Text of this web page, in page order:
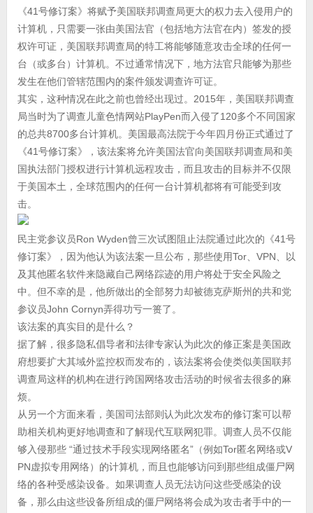
《41号修订案》将赋予美国联邦调查局更大的权力去入侵用户的
计算机，只需要一张由美国法官（包括地方法官在内）签发的授
权许可证，美国联邦调查局的特工将能够随意攻击全球的任何一
台（或多台）计算机。不过通常情况下，地方法官只能够为那些
发生在他们管辖范围内的案件颁发调查许可证。
其实，这种情况在此之前也曾经出现过。2015年，美国联邦调查
局当时为了调查儿童色情网站PlayPen而入侵了120多个不同国家
的总共8700多台计算机。美国最高法院于今年四月份正式通过了
《41号修订案》，该法案将允许美国法官向美国联邦调查局和美
国执法部门授权进行计算机远程攻击，而且攻击的目标并不仅限
于美国本土，全球范围内的任何一台计算机都将有可能受到攻
击。
民主党参议员Ron Wyden曾三次试图阻止法院通过此次的《41号
修订案》，因为他认为该法案一旦公布，那些使用Tor、VPN、以
及其他匿名软件来隐藏自己网络踪迹的用户将处于安全风险之
中。但不幸的是，他所做出的全部努力却被德克萨斯州的共和党
参议员John Cornyn弄得功亏一篑了。
该法案的真实目的是什么？
据了解，很多隐私倡导者和法律专家认为此次的修正案是美国政
府想要扩大其域外监控权而发布的，该法案将会使类似美国联邦
调查局这样的机构在进行跨国网络攻击活动的时候省去很多的麻
烦。
从另一个方面来看，美国司法部则认为此次发布的修订案可以帮
助相关机构更好地调查和了解现代互联网犯罪。调查人员不仅能
够入侵那些 “通过技术手段实现网络匿名”（例如Tor匿名网络或V
PN虚拟专用网络）的计算机，而且也能够访问到那些组成僵尸网
络的各种受感染设备。如果调查人员无法访问这些受感染的设
备，那么由这些设备所组成的僵尸网络将会成为攻击者手中的一